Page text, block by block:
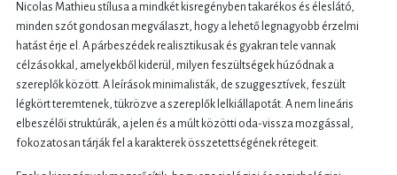
Nicolas Mathieu stílusa a mindkét kisregényben takarékos és éleslátó,
minden szót gondosan megválaszt, hogy a lehető legnagyobb érzelmi
hatást érje el. A párbeszédek realisztikusak és gyakran tele vannak
célzásokkal, amelyekből kiderül, milyen feszültségek húzódnak a
szereplők között. A leírások minimalisták, de szuggesztívek, feszült
légkört teremtenek, tükrözve a szereplők lelkiállapotát. A nem lineáris
elbeszélői struktúrák, a jelen és a múlt közötti oda-vissza mozgással,
fokozatosan tárják fel a karakterek összetettségének rétegeit.